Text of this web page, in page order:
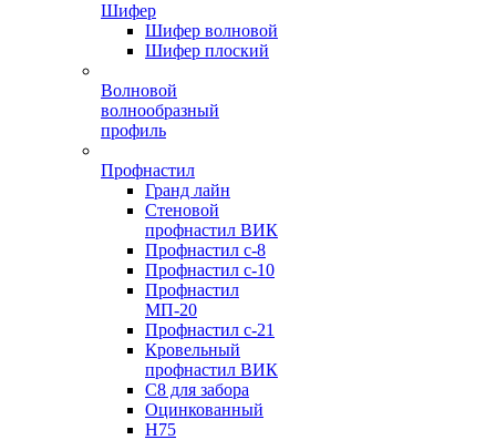
Шифер
Шифер волновой
Шифер плоский
Волновой
волнообразный
профиль
Профнастил
Гранд лайн
Стеновой
профнастил ВИК
Профнастил с-8
Профнастил с-10
Профнастил
МП-20
Профнастил с-21
Кровельный
профнастил ВИК
С8 для забора
Оцинкованный
Н75